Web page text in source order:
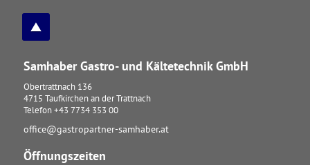
Samhaber Gastro- und Kältetechnik GmbH
Obertrattnach 136
4715 Taufkirchen an der Trattnach
Telefon +43 7734 353 00
office@gastropartner-samhaber.at
Öffnungszeiten